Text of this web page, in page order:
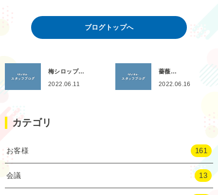
ブログトップへ
梅シロップ…
2022.06.11
薔薇…
2022.06.16
カテゴリ
お客様 161
会議 13